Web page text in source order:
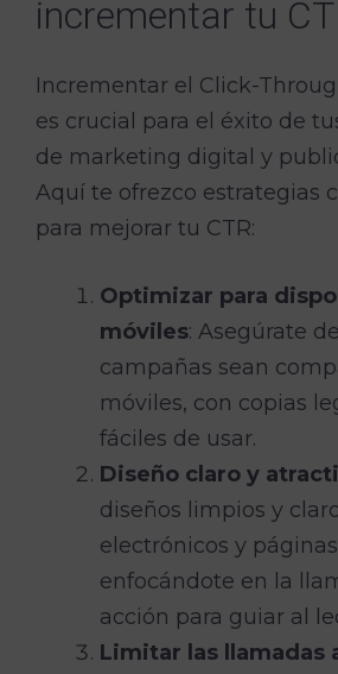
incrementar tu
Incrementar el Click-
es crucial para el éxito de
de marketing digital y
Aquí te ofrezco estrategias
para mejorar tu CTR:
Optimizar para
móviles: Asegúrate
campañas sean
móviles, con copias
fáciles de usar.
Diseño claro y
diseños limpios y
electrónicos y
enfocándote en la
acción para guiar al
Limitar las llamadas